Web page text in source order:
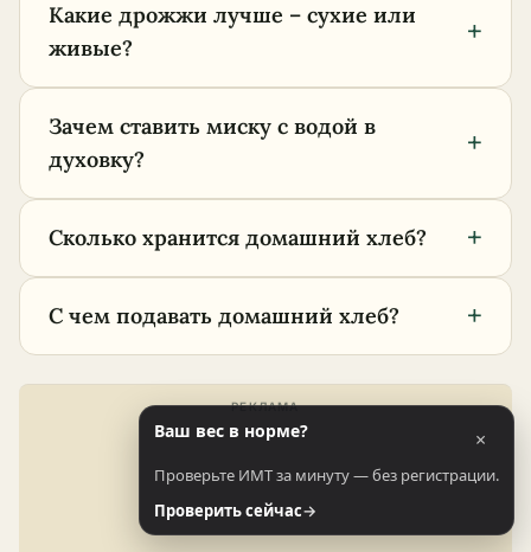
Какие дрожжи лучше – сухие или
живые?
+
Зачем ставить миску с водой в
духовку?
+
Сколько хранится домашний хлеб? +
С чем подавать домашний хлеб? +
Ваш вес в норме? ×
Проверьте ИМТ за минуту — без регистрации.
Проверить сейчас→